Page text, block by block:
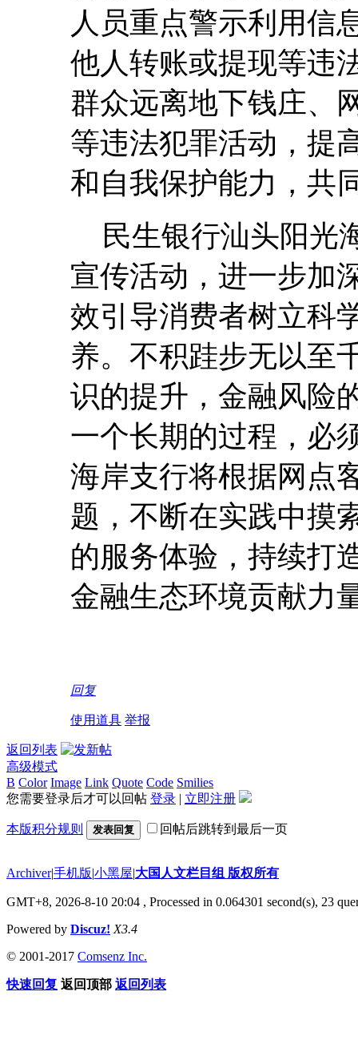
人员重点警示利用信
他人转账或提现等违
群众远离地下钱庄、
等违法犯罪活动，提
和自我保护能力， 共
民生银行汕头阳光
宣传活动， 进一步加
效引导消费者树立科
养。不积跬步无以至
识的提升，金融风险
一个长期的过程，必
海岸支行将根据网点
题，不断在实践中摸
的服务体验，持续打
金融生态环境贡献力
回复
使用道具 举报
返回列表
高级模式
B Color Image Link Quote Code Smilies
您需要登录后才可以回帖 登录 | 立即注册
本版积分规则 发表回复 回帖后跳转到最后一页
Archiver|手机版|小黑屋|大国人文栏目组 版权所有
GMT+8, 2026-8-10 20:04 , Processed in 0.064301 second(s), 23
Powered by Discuz! X3.4
© 2001-2017 Comsenz Inc.
快速回复 返回顶部 返回列表